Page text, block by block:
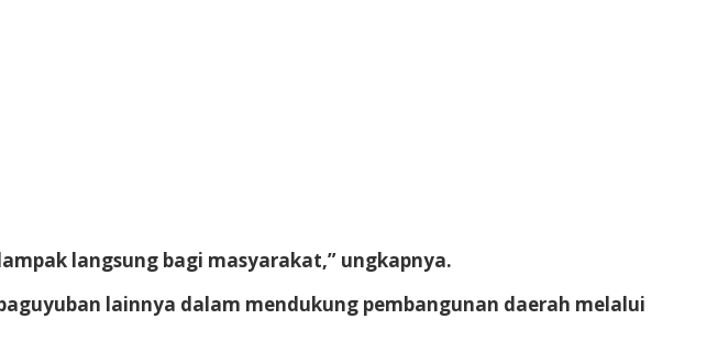
langsung bagi masyarakat,” ungkapnya.
lainnya dalam mendukung pembangunan daerah melalui